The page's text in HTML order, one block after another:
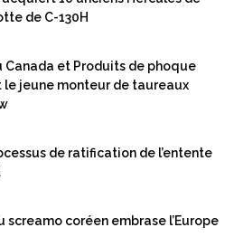
de C-130H
Canada et Produits de phoque
jeune monteur de taureaux
de ratification de l’entente
screamo coréen embrase l’Europe